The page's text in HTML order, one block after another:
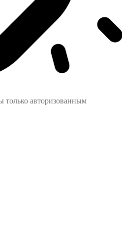
только авторизованным